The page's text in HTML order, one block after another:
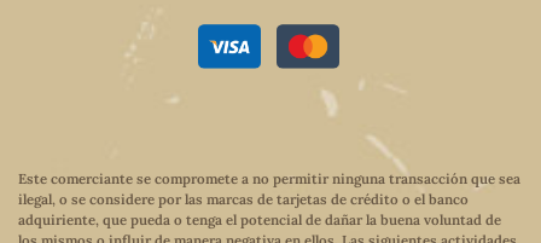
Este comerciante se compromete a no permitir ninguna transacción que sea
ilegal, o se considere por las marcas de tarjetas de crédito o el banco
adquiriente, que pueda o tenga el potencial de dañar la buena voluntad de